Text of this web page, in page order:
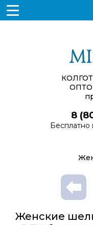
8
Бесплатно
Женские